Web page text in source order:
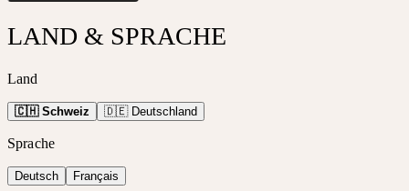
LAND & SPRACHE
Land
🇨🇭 Schweiz 🇩🇪 Deutschland
Sprache
Deutsch Français